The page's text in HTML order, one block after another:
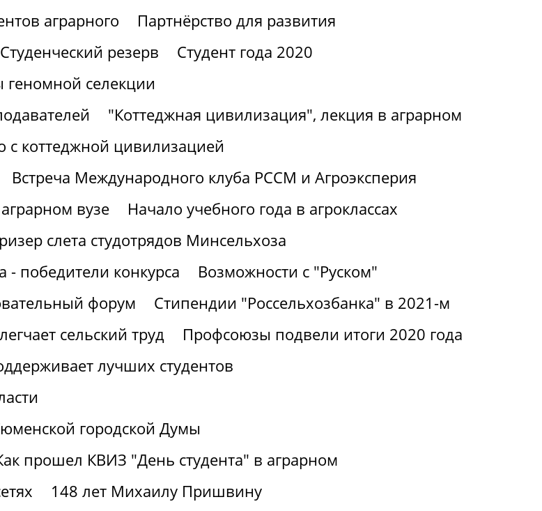
аграрного
Партнёрство для развития
Студенческий резерв
Студент года 2020
геномной селекции
"Коттеджная цивилизация", лекция в аграрном
с коттеджной цивилизацией
Встреча Международного клуба РССМ и Агроэксперия
вузе
Начало учебного года в агроклассах
слета студотрядов Минсельхоза
- победители конкурса
Возможности с "Руском"
форум
Стипендии "Россельхозбанка" в 2021-м
сельский труд
Профсоюзы подвели итоги 2020 года
лучших студентов
городской Думы
прошел КВИЗ "День студента" в аграрном
148 лет Михаилу Пришвину